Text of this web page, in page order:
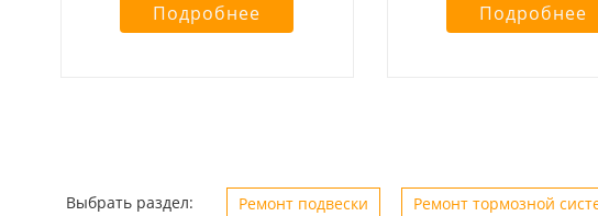
Подробнее Подробнее
Выбрать раздел: Ремонт подвески Ремонт тормозной